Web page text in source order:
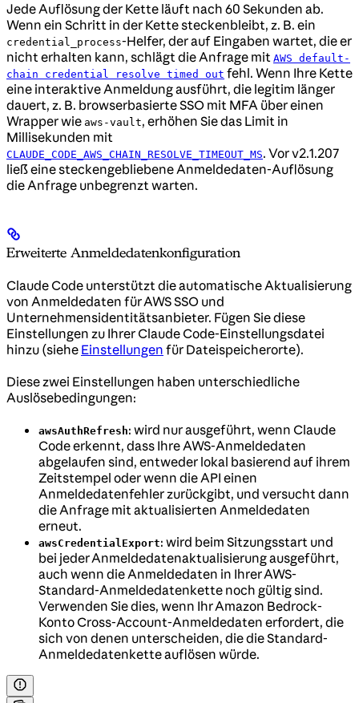
Jede Auflösung der Kette läuft nach 60 Sekunden ab.
Wenn ein Schritt in der Kette steckenbleibt, z. B. ein
credential_process-Helfer, der auf Eingaben wartet, die er
nicht erhalten kann, schlägt die Anfrage mit AWS default-
chain credential resolve timed out fehl. Wenn Ihre Kette
eine interaktive Anmeldung ausführt, die legitim länger
dauert, z. B. browserbasierte SSO mit MFA über einen
Wrapper wie aws-vault, erhöhen Sie das Limit in
Millisekunden mit
CLAUDE_CODE_AWS_CHAIN_RESOLVE_TIMEOUT_MS. Vor v2.1.207
ließ eine steckengebliebene Anmeldedaten-Auflösung
die Anfrage unbegrenzt warten.
Erweiterte Anmeldedatenkonfiguration
Claude Code unterstützt die automatische Aktualisierung
von Anmeldedaten für AWS SSO und
Unternehmensidentitätsanbieter. Fügen Sie diese
Einstellungen zu Ihrer Claude Code-Einstellungsdatei
hinzu (siehe Einstellungen für Dateispeicherorte).
Diese zwei Einstellungen haben unterschiedliche
Auslösebedingungen:
awsAuthRefresh: wird nur ausgeführt, wenn Claude
Code erkennt, dass Ihre AWS-Anmeldedaten
abgelaufen sind, entweder lokal basierend auf ihrem
Zeitstempel oder wenn die API einen
Anmeldedatenfehler zurückgibt, und versucht dann
die Anfrage mit aktualisierten Anmeldedaten
erneut.
awsCredentialExport: wird beim Sitzungsstart und
bei jeder Anmeldedatenaktualisierung ausgeführt,
auch wenn die Anmeldedaten in Ihrer AWS-
Standard-Anmeldedatenkette noch gültig sind.
Verwenden Sie dies, wenn Ihr Amazon Bedrock-
Konto Cross-Account-Anmeldedaten erfordert, die
sich von denen unterscheiden, die die Standard-
Anmeldedatenkette auflösen würde.